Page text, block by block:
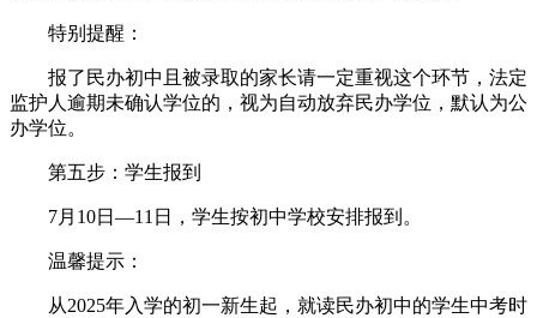
特别提醒：
报了民办初中且被录取的家长请一定重视这个环节，法定
监护人逾期未确认学位的，视为自动放弃民办学位，默认为公
办学位。
第五步：学生报到
7月10日—11日，学生按初中学校安排报到。
温馨提示：
从2025年入学的初一新生起，就读民办初中的学生中考时